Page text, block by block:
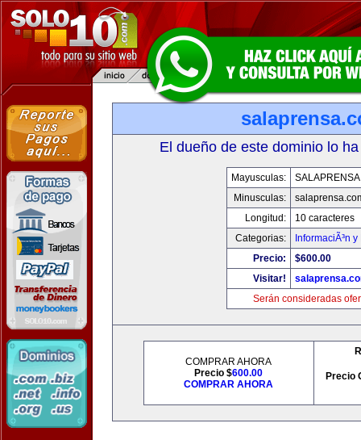
El dueño de este dominio lo
Mayusculas:
Minusculas:
Longitud:
10 caracteres
Categorias:
InformaciÃ³n
Precio:
$600.00
Visitar!
Serán consideradas
COMPRAR AHORA
Precio $600.00
COMPRAR AHORA
Precio